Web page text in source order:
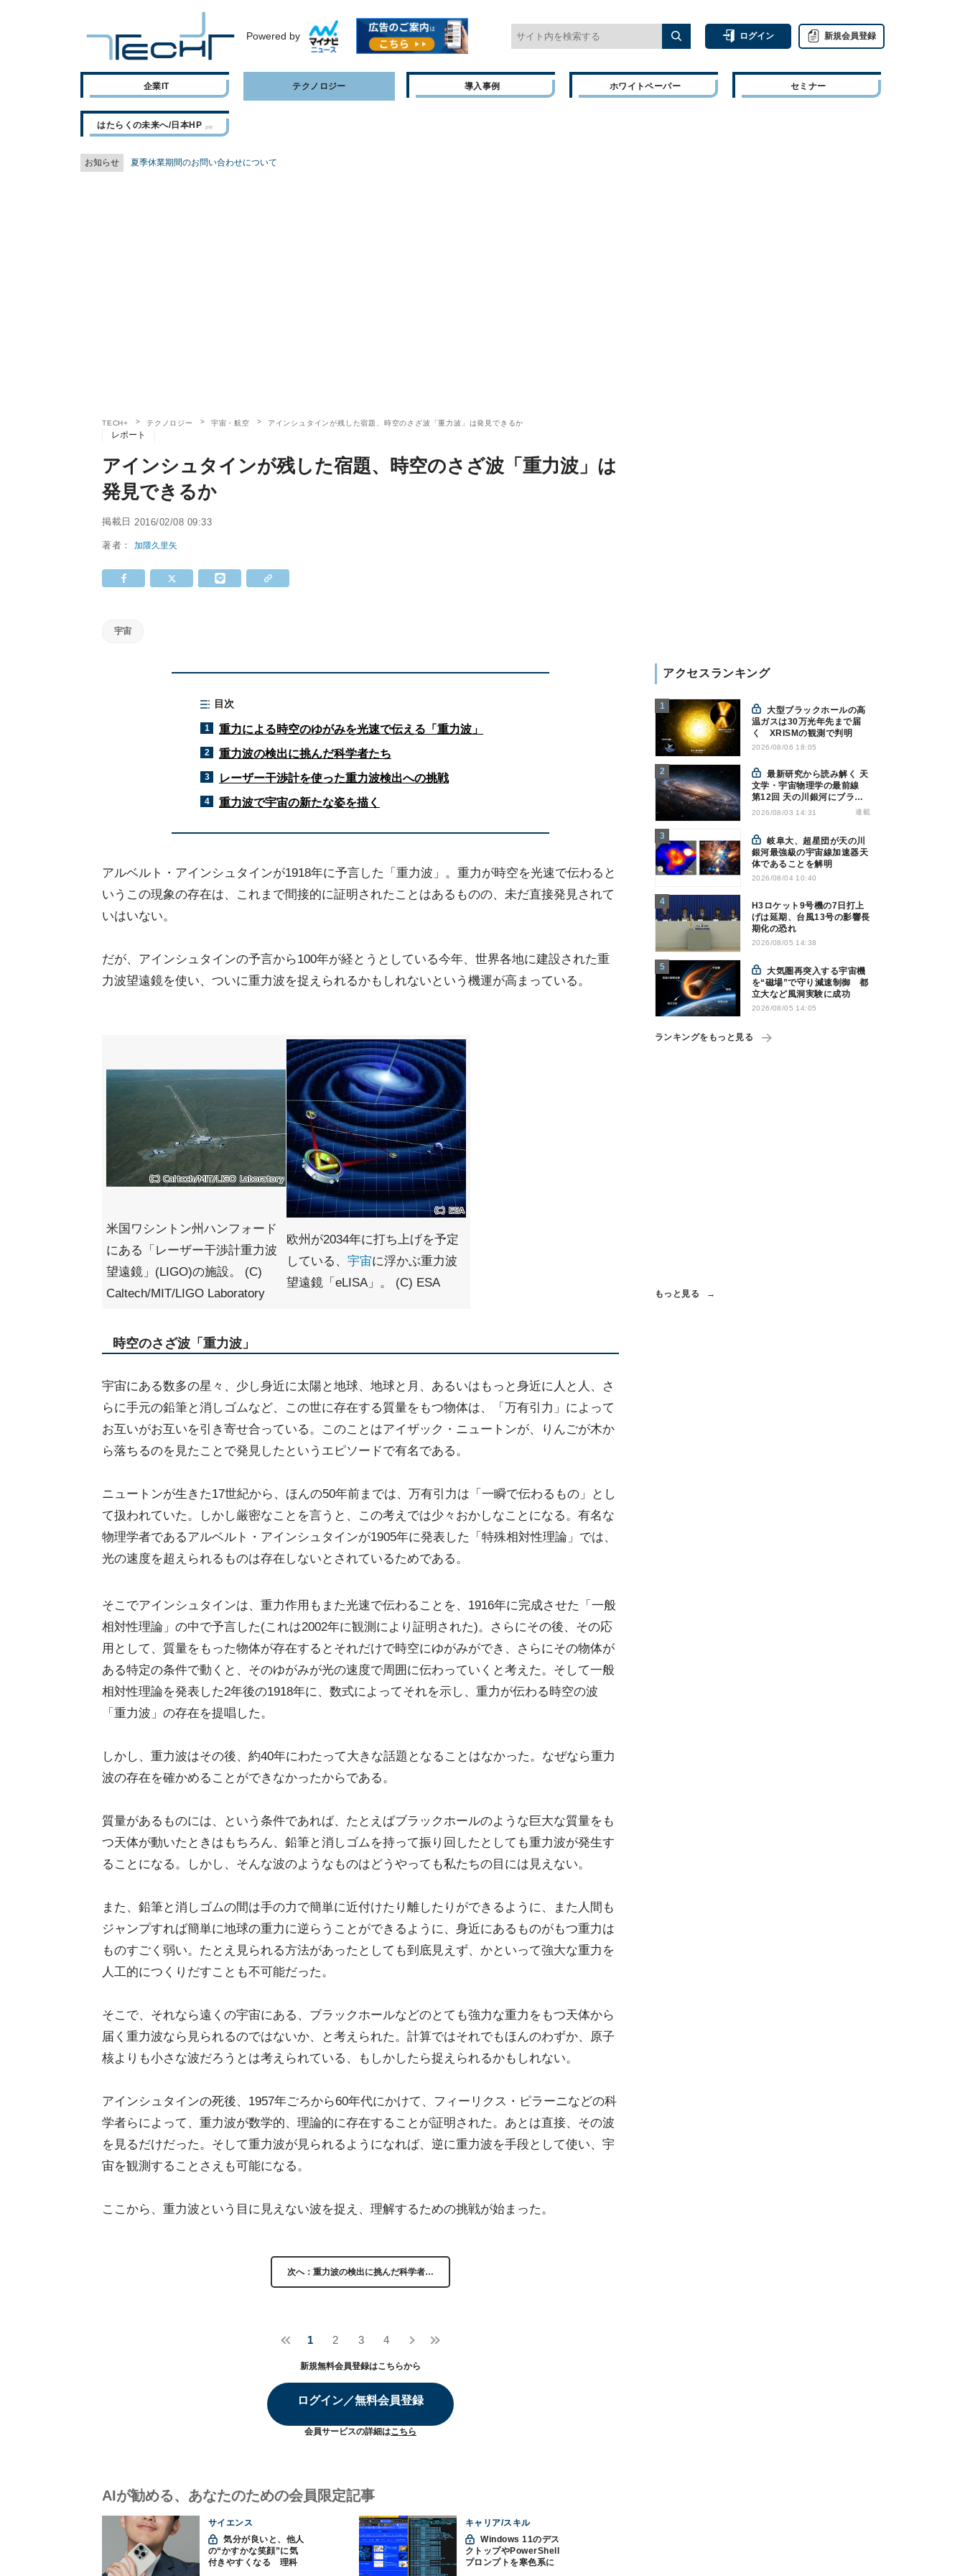
Powered by ログイン 新規会員登録
企業IT テクノロジー 導入事例 ホワイトペーパー セミナー
はたらくの未来へ/日本HP
お知らせ 夏季休業期間のお問い合わせについて
TECH+ テクノロジー 宇宙・航空 アインシュタインが残した宿題、時空のさざ波「重力波」は発見できるか
レポート
アインシュタインが残した宿題、時空のさざ波「重力波」は
発見できるか
掲載日 2016/02/08 09:33
著者：加隈久里矢
宇宙
目次
1 重力による時空のゆがみを光速で伝える「重力波」
2 重力波の検出に挑んだ科学者たち
3 レーザー干渉計を使った重力波検出への挑戦
4 重力波で宇宙の新たな姿を描く
アルベルト・アインシュタインが1918年に予言した「重力波」。重力が時空を光速で伝わると
いうこの現象の存在は、これまで間接的に証明されたことはあるものの、未だ直接発見されて
いはいない。
だが、アインシュタインの予言から100年が経とうとしている今年、世界各地に建設された重
力波望遠鏡を使い、ついに重力波を捉えられるかもしれないという機運が高まっている。
米国ワシントン州ハンフォード
にある「レーザー干渉計重力波
望遠鏡」(LIGO)の施設。 (C)
Caltech/MIT/LIGO Laboratory
欧州が2034年に打ち上げを予定
している、 宇宙に浮かぶ重力波
望遠鏡「eLISA」。 (C) ESA
時空のさざ波「重力波」
宇宙にある数多の星々、少し身近に太陽と地球、地球と月、あるいはもっと身近に人と人、さ
らに手元の鉛筆と消しゴムなど、この世に存在する質量をもつ物体は、「万有引力」によって
お互いがお互いを引き寄せ合っている。このことはアイザック・ニュートンが、りんごが木か
ら落ちるのを見たことで発見したというエピソードで有名である。
ニュートンが生きた17世紀から、ほんの50年前までは、万有引力は「一瞬で伝わるもの」とし
て扱われていた。しかし厳密なことを言うと、この考えでは少々おかしなことになる。有名な
物理学者であるアルベルト・アインシュタインが1905年に発表した「特殊相対性理論」では、
光の速度を超えられるものは存在しないとされているためである。
そこでアインシュタインは、重力作用もまた光速で伝わることを、1916年に完成させた「一般
相対性理論」の中で予言した(これは2002年に観測により証明された)。さらにその後、その応
用として、質量をもった物体が存在するとそれだけで時空にゆがみができ、さらにその物体が
ある特定の条件で動くと、そのゆがみが光の速度で周囲に伝わっていくと考えた。そして一般
相対性理論を発表した2年後の1918年に、数式によってそれを示し、重力が伝わる時空の波
「重力波」の存在を提唱した。
しかし、重力波はその後、約40年にわたって大きな話題となることはなかった。なぜなら重力
波の存在を確かめることができなかったからである。
質量があるものには、という条件であれば、たとえばブラックホールのような巨大な質量をも
つ天体が動いたときはもちろん、鉛筆と消しゴムを持って振り回したとしても重力波が発生す
ることになる。しかし、そんな波のようなものはどうやっても私たちの目には見えない。
また、鉛筆と消しゴムの間は手の力で簡単に近付けたり離したりができるように、また人間も
ジャンプすれば簡単に地球の重力に逆らうことができるように、身近にあるものがもつ重力は
ものすごく弱い。たとえ見られる方法があったとしても到底見えず、かといって強大な重力を
人工的につくりだすことも不可能だった。
そこで、それなら遠くの宇宙にある、ブラックホールなどのとても強力な重力をもつ天体から
届く重力波なら見られるのではないか、と考えられた。計算ではそれでもほんのわずか、原子
核よりも小さな波だろうとは考えられている、もしかしたら捉えられるかもしれない。
アインシュタインの死後、1957年ごろから60年代にかけて、フィーリクス・ピラーニなどの科
学者らによって、重力波が数学的、理論的に存在することが証明された。あとは直接、その波
を見るだけだった。そして重力波が見られるようになれば、逆に重力波を手段として使い、宇
宙を観測することさえも可能になる。
ここから、重力波という目に見えない波を捉え、理解するための挑戦が始まった。
次へ：重力波の検出に挑んだ科学者…
1 2 3 4
新規無料会員登録はこちらから
ログイン／無料会員登録
会員サービスの詳細はこちら
AIが勧める、あなたのための会員限定記事
サイエンス
気分が良いと、他人
の“かすかな笑顔”に気
付きやすくなる 理科
キャリア/スキル
Windows 11のデス
クトップやPowerShell
プロンプトを寒色系に
アクセスランキング
大型ブラックホールの高
温ガスは30万光年先まで届
く XRISMの観測で判明
2026/08/06 18:05
最新研究から読み解く 天
文学・宇宙物理学の最前線
第12回 天の川銀河にブラッ
クホール1億7000万個？ - 大
2026/08/03 14:31 連載
岐阜大、超星団が天の川
銀河最強級の宇宙線加速器天
体であることを解明
2026/08/04 10:40
H3ロケット9号機の7日打上
げは延期、台風13号の影響長
期化の恐れ
2026/08/05 14:38
大気圏再突入する宇宙機
を“磁場”で守り減速制御 都
立大など風洞実験に成功
2026/08/05 14:05
ランキングをもっと見る
もっと見る